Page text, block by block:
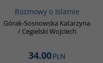
Rozmowy o Islamie
Górak-Sosnowska Katarzyna
/ Cegielski Wojciech
34.00PLN